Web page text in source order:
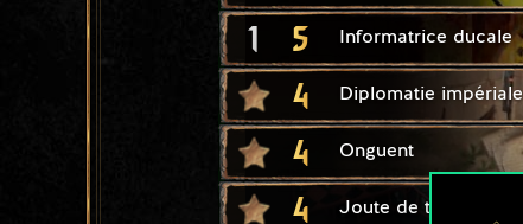
1 5 Informatrice ducale
4 Diplomatie impériale
4 Onguent
4 Joute de tournoi